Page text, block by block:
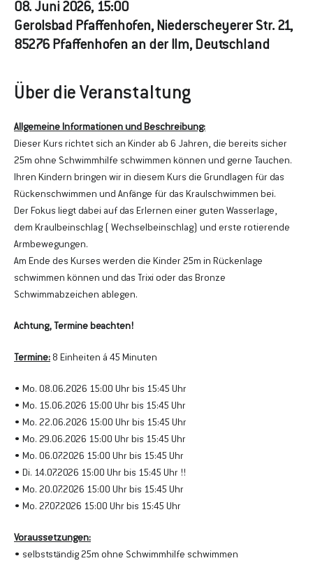
08. Juni 2026, 15:00
Gerolsbad Pfaffenhofen, Niederscheyerer Str. 21,
85276 Pfaffenhofen an der Ilm, Deutschland
Über die Veranstaltung
Allgemeine Informationen und Beschreibung:
Dieser Kurs richtet sich an Kinder ab 6 Jahren, die bereits sicher
25m ohne Schwimmhilfe schwimmen können und gerne Tauchen.
Ihren Kindern bringen wir in diesem Kurs die Grundlagen für das
Rückenschwimmen und Anfänge für das Kraulschwimmen bei.
Der Fokus liegt dabei auf das Erlernen einer guten Wasserlage,
dem Kraulbeinschlag ( Wechselbeinschlag) und erste rotierende
Armbewegungen.
Am Ende des Kurses werden die Kinder 25m in Rückenlage
schwimmen können und das Trixi oder das Bronze
Schwimmabzeichen ablegen.
Achtung, Termine beachten!
Termine: 8 Einheiten á 45 Minuten
• Mo. 08.06.2026 15:00 Uhr bis 15:45 Uhr
• Mo. 15.06.2026 15:00 Uhr bis 15:45 Uhr
• Mo. 22.06.2026 15:00 Uhr bis 15:45 Uhr
• Mo. 29.06.2026 15:00 Uhr bis 15:45 Uhr
• Mo. 06.07.2026 15:00 Uhr bis 15:45 Uhr
• Di. 14.07.2026 15:00 Uhr bis 15:45 Uhr !!
• Mo. 20.07.2026 15:00 Uhr bis 15:45 Uhr
• Mo. 27.07.2026 15:00 Uhr bis 15:45 Uhr
Voraussetzungen:
• selbstständig 25m ohne Schwimmhilfe schwimmen